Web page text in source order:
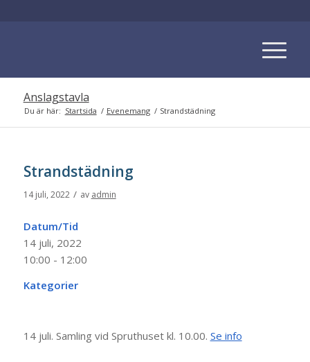
Anslagstavla
Du är här: Startsida / Evenemang / Strandstädning
Strandstädning
14 juli, 2022 / av admin
Datum/Tid
14 juli, 2022
10:00 - 12:00
Kategorier
14 juli. Samling vid Spruthuset kl. 10.00. Se info